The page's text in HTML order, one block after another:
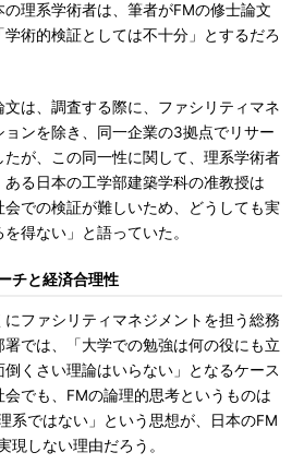
理系学術者は、筆者がFMの修士論文
術的検証としては不十分」とするだろ
は、調査する際に、ファシリティマネ
ンを除き、同一企業の3拠点でリサー
が、この同一性に関して、理系学術者
る日本の工学部建築学科の准教授は
会での検証が難しいため、どうしても実
得ない」と語っていた。
チと経済合理性
ファシリティマネジメントを担う総務
では、「大学での勉強は何の役にも立
くさい理論はいらない」となるケース
でも、FMの論理的思考というものは
系ではない」という思想が、日本のFM
現しない理由だろう。